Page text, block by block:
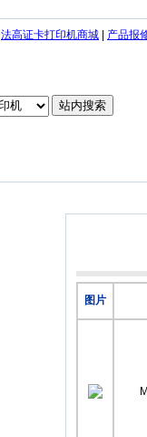
法高证卡打印机商城 产品报
图片